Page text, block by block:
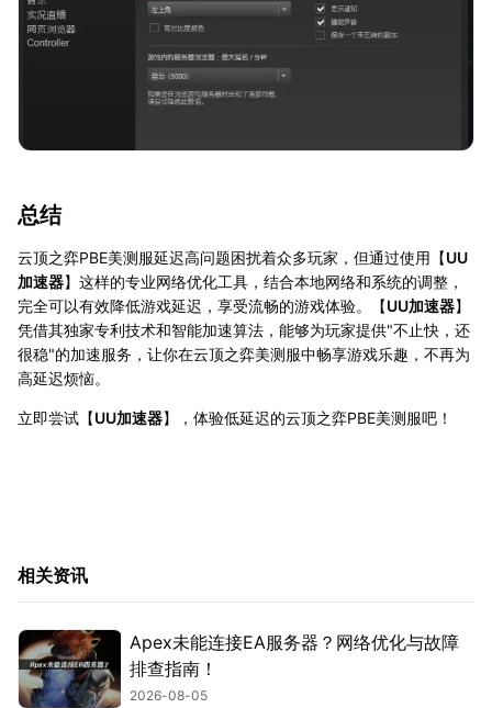
总结
云顶之弈PBE美测服延迟高问题困扰着众多玩家，但通过使用【UU
加速器】这样的专业网络优化工具，结合本地网络和系统的调整，
完全可以有效降低游戏延迟，享受流畅的游戏体验。【UU加速器】
凭借其独家专利技术和智能加速算法，能够为玩家提供"不止快，还
很稳"的加速服务，让你在云顶之弈美测服中畅享游戏乐趣，不再为
高延迟烦恼。
立即尝试【UU加速器】，体验低延迟的云顶之弈PBE美测服吧！
相关资讯
Apex未能连接EA服务器？网络优化与故障
排查指南！
2026-08-05